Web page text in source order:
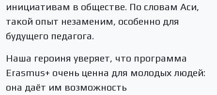
инициативам в обществе. По словам Аси,
такой опыт незаменим, особенно для
будущего педагога.
Наша героиня уверяет, что программа
Erasmus+ очень ценна для молодых людей:
она даёт им возможность